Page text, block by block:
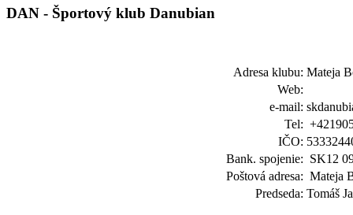
DAN - Športový klub Danubian
Adresa klubu: Mateja
Web:
e-mail:
Tel:
IČO:
Bank. spojenie: SK12
Poštová adresa: Mateja
Predseda: Tomáš